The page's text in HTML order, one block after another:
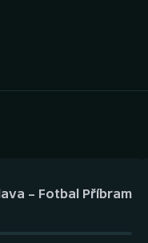
– Fotbal Příbram